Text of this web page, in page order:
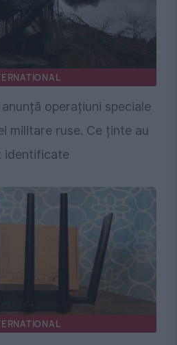
operațiuni speciale
militare ruse. Ce ținte au
identificate